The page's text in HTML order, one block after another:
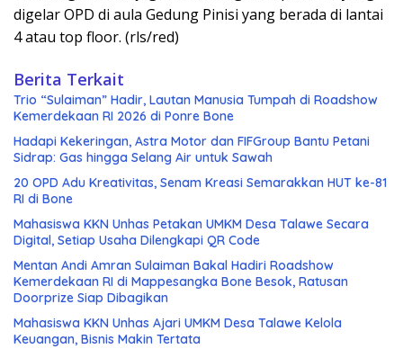
digelar OPD di aula Gedung Pinisi yang berada di lantai
4 atau top floor. (rls/red)
Berita Terkait
Trio “Sulaiman” Hadir, Lautan Manusia Tumpah di Roadshow
Kemerdekaan RI 2026 di Ponre Bone
Hadapi Kekeringan, Astra Motor dan FIFGroup Bantu Petani
Sidrap: Gas hingga Selang Air untuk Sawah
20 OPD Adu Kreativitas, Senam Kreasi Semarakkan HUT ke-81
RI di Bone
Mahasiswa KKN Unhas Petakan UMKM Desa Talawe Secara
Digital, Setiap Usaha Dilengkapi QR Code
Mentan Andi Amran Sulaiman Bakal Hadiri Roadshow
Kemerdekaan RI di Mappesangka Bone Besok, Ratusan
Doorprize Siap Dibagikan
Mahasiswa KKN Unhas Ajari UMKM Desa Talawe Kelola
Keuangan, Bisnis Makin Tertata